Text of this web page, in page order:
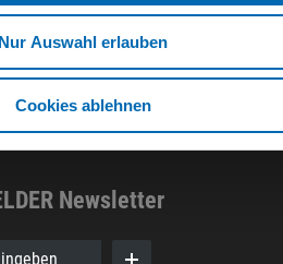
Nur Auswahl erlauben
Cookies ablehnen
Newsletter